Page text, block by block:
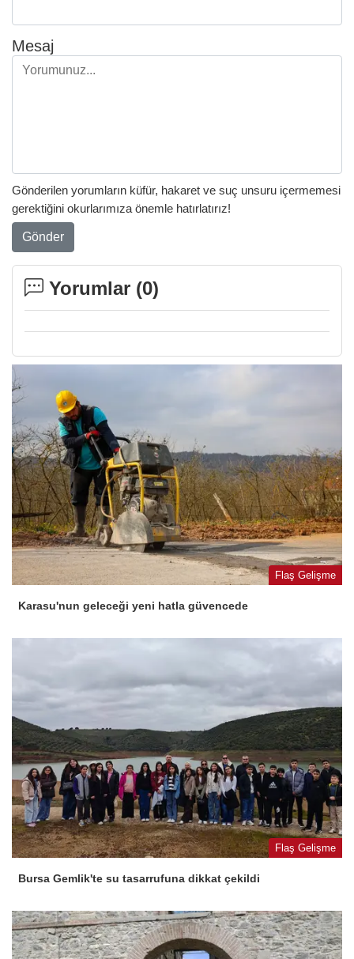
Mesaj
Gönderilen yorumların küfür, hakaret ve suç unsuru içermemesi
gerektiğini okurlarımıza önemle hatırlatırız!
Gönder
Yorumlar (0)
Flaş Gelişme
Karasu'nun geleceği yeni hatla güvencede
Flaş Gelişme
Bursa Gemlik'te su tasarrufuna dikkat çekildi